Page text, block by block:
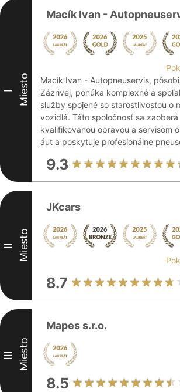
I Miesto
Macík Ivan -
Macík Ivan - Autopneuservis,
Zázrivej, ponúka komplexné a
služby spojené so starostlivosťou o
vozidlá. Táto spoločnosť sa zaoberá
kvalifikovanou opravou a servisom
áut a poskytuje profesionálne
9.3
II Miesto
JKcars
8.7
III Miesto
Mapes s.r.o.
8.5